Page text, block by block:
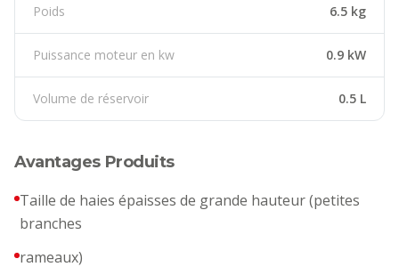
Poids 6.5 kg
Puissance moteur en kw 0.9 kW
Volume de réservoir 0.5 L
Avantages Produits
Taille de haies épaisses de grande hauteur (petites
branches
rameaux)